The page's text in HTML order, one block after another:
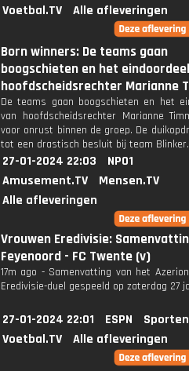
Voetbal.TV
Alle afleveringen
Born winners: De teams gaan
boogschieten en het
hoofdscheidsrechter Marianne
De teams gaan boogschieten en het
van hoofdscheidsrechter Marianne
voor onrust binnen de groep. De
tot een drastisch besluit bij team Blinker.
27-01-2024 22:03
NPO1
Amusement.TV
Mensen.TV
Alle afleveringen
Vrouwen Eredivisie:
Feyenoord - FC Twente (v)
17m ago - Samenvatting van het
Eredivisie-duel gespeeld op zaterdag 27
27-01-2024 22:01 ESPN
Voetbal.TV
Alle afleveringen